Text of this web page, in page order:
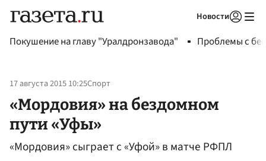
Новости
Покушение на главу "Уралдронзавода" Проблемы с
17 августа 2015 10:25Спорт
«Мордовия» на бездомном
пути «Уфы»
«Мордовия» сыграет с «Уфой» в матче РФПЛ